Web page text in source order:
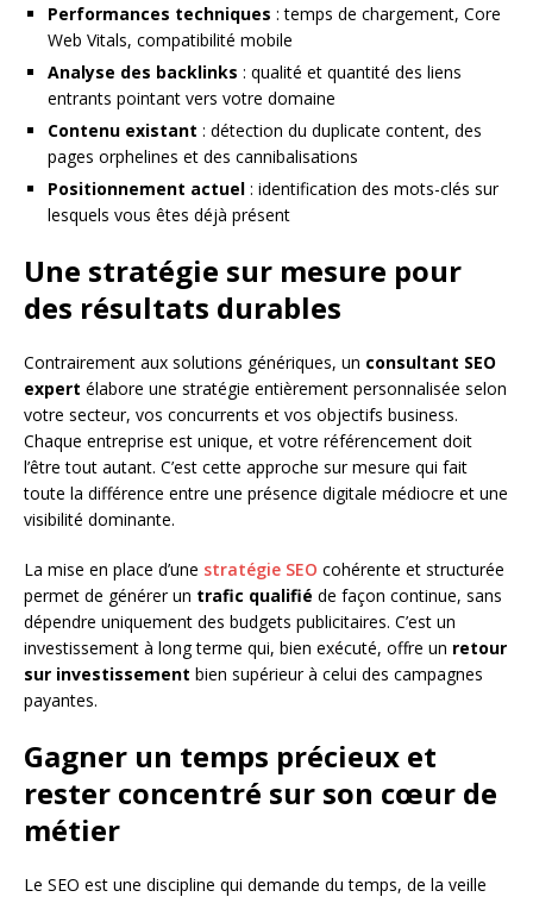
Performances techniques : temps de chargement, Core
Web Vitals, compatibilité mobile
Analyse des backlinks : qualité et quantité des liens
entrants pointant vers votre domaine
Contenu existant : détection du duplicate content, des
pages orphelines et des cannibalisations
Positionnement actuel : identification des mots-clés sur
lesquels vous êtes déjà présent
Une stratégie sur mesure pour
des résultats durables
Contrairement aux solutions génériques, un consultant SEO
expert élabore une stratégie entièrement personnalisée selon
votre secteur, vos concurrents et vos objectifs business.
Chaque entreprise est unique, et votre référencement doit
l’être tout autant. C’est cette approche sur mesure qui fait
toute la différence entre une présence digitale médiocre et une
visibilité dominante.
La mise en place d’une stratégie SEO cohérente et structurée
permet de générer un trafic qualifié de façon continue, sans
dépendre uniquement des budgets publicitaires. C’est un
investissement à long terme qui, bien exécuté, offre un retour
sur investissement bien supérieur à celui des campagnes
payantes.
Gagner un temps précieux et
rester concentré sur son cœur de
métier
Le SEO est une discipline qui demande du temps, de la veille